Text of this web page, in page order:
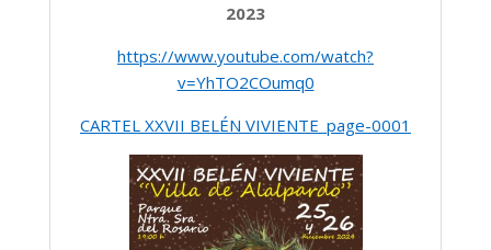
2023
https://www.youtube.com/watch?
v=YhTO2COumq0
CARTEL XXVII BELÉN VIVIENTE_page-0001